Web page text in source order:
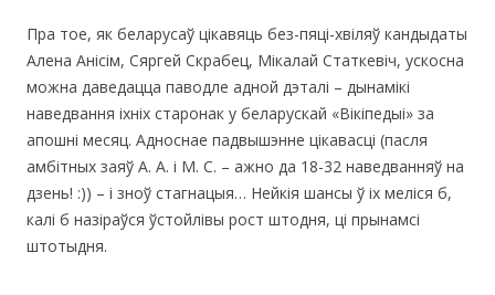
Пра тое, як беларусаў цікавяць без-пяці-хвіляў кандыдаты
Алена Анісім, Сяргей Скрабец, Мікалай Статкевіч, ускосна
можна даведацца паводле адной дэталі – дынамікі
наведвання іхніх старонак у беларускай «Вікіпедыі» за
апошні месяц. Адноснае падвышэнне цікавасці (пасля
амбітных заяў А. А. і М. С. – ажно да 18-32 наведванняў на
дзень! :)) – і зноў стагнацыя… Нейкія шансы ў іх меліся б,
калі б назіраўся ўстойлівы рост штодня, ці прынамсі
штотыдня.